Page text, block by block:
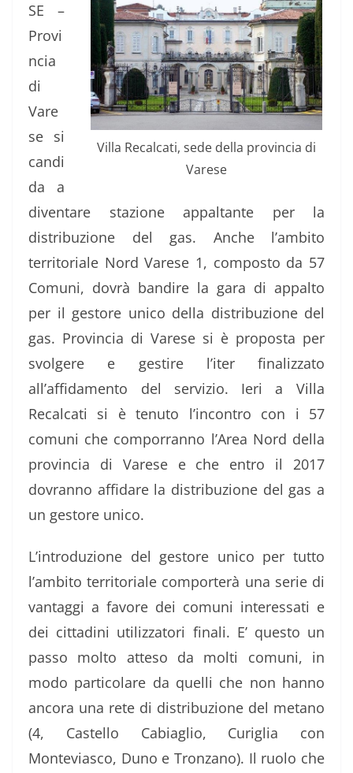
Villa Recalcati, sede della provincia di
Varese
SE –
Provi
ncia
di
Vare
se si
candi
da a
diventare stazione appaltante per la
distribuzione del gas. Anche l’ambito
territoriale Nord Varese 1, composto da 57
Comuni, dovrà bandire la gara di appalto
per il gestore unico della distribuzione del
gas. Provincia di Varese si è proposta per
svolgere e gestire l’iter finalizzato
all’affidamento del servizio.
Ieri a Villa
Recalcati si è tenuto l’incontro con i 57
comuni che comporranno l’Area Nord della
provincia di Varese e che entro il 2017
dovranno affidare la distribuzione del gas a
un gestore unico.
L’introduzione del gestore unico per tutto
l’ambito territoriale comporterà una serie di
vantaggi a favore dei comuni interessati e
dei cittadini utilizzatori finali. E’ questo un
passo molto atteso da molti comuni, in
modo particolare da quelli che non hanno
ancora una rete di distribuzione del metano
(4, Castello Cabiaglio, Curiglia con
Monteviasco, Duno e Tronzano). Il ruolo che